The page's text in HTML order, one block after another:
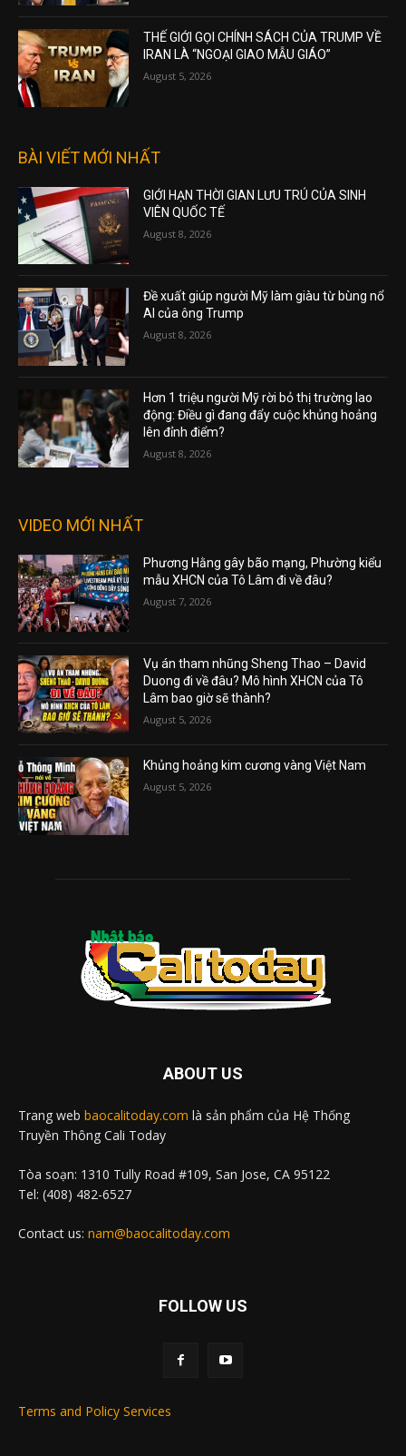
THẾ GIỚI GỌI CHÍNH SÁCH CỦA TRUMP VỀ
IRAN LÀ “NGOẠI GIAO MẪU GIÁO”
August 5, 2026
BÀI VIẾT MỚI NHẤT
GIỚI HẠN THỜI GIAN LƯU TRÚ CỦA SINH
VIÊN QUỐC TẾ
August 8, 2026
Đề xuất giúp người Mỹ làm giàu từ bùng nổ
AI của ông Trump
August 8, 2026
Hơn 1 triệu người Mỹ rời bỏ thị trường lao
động: Điều gì đang đẩy cuộc khủng hoảng
lên đỉnh điểm?
August 8, 2026
VIDEO MỚI NHẤT
Phương Hằng gây bão mạng, Phường kiểu
mẫu XHCN của Tô Lâm đi về đâu?
August 7, 2026
Vụ án tham nhũng Sheng Thao – David
Duong đi về đâu? Mô hình XHCN của Tô
Lâm bao giờ sẽ thành?
August 5, 2026
Khủng hoảng kim cương vàng Việt Nam
August 5, 2026
ABOUT US
Trang web baocalitoday.com là sản phẩm của Hệ Thống
Truyền Thông Cali Today
Tòa soạn: 1310 Tully Road #109, San Jose, CA 95122
Tel: (408) 482-6527
Contact us: nam@baocalitoday.com
FOLLOW US
Terms and Policy Services